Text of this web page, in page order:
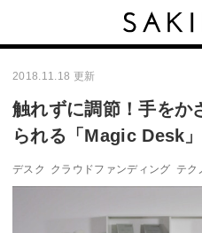
2018.11.18 更新
触れずに調節！手をか
られる「Magic Desk」
デスク クラウドファンディング テク